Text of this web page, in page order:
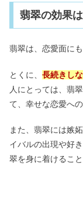
翡翠の効果
翡翠は、恋愛面に
とくに、 長続きし
人にとっては、翡
て、幸せな恋愛へ
また、翡翠には嫉
イバルの出現や好
翠を身に着けるこ